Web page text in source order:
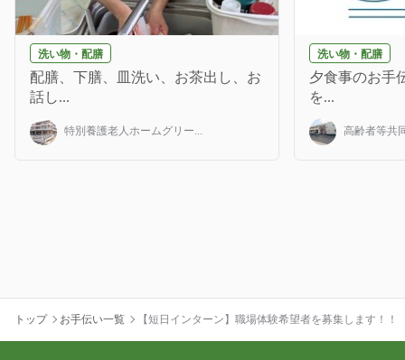
洗い物・配膳
配膳、下膳、皿洗い、お茶出し、お
話し...
特別養護老人ホームグリー...
洗い物・配膳
夕食事のお手
を...
高齢者等共
トップ お手伝い一覧 【短日インターン】職場体験希望者を募集します！！